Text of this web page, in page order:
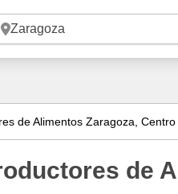
de Alimentos Zaragoza, Centro
de